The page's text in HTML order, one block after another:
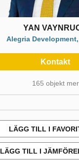
YAN
Alegria
Kontakt
165 objekt mer
LÄGG TILL I
LÄGG TILL I